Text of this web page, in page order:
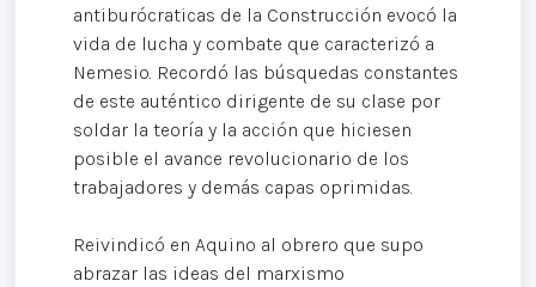
antiburócraticas de la Construcción evocó la
vida de lucha y combate que caracterizó a
Nemesio. Recordó las búsquedas constantes
de este auténtico dirigente de su clase por
soldar la teoría y la acción que hiciesen
posible el avance revolucionario de los
trabajadores y demás capas oprimidas.
Reivindicó en Aquino al obrero que supo
abrazar las ideas del marxismo